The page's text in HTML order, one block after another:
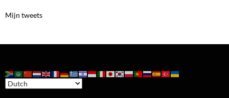
Mijn tweets